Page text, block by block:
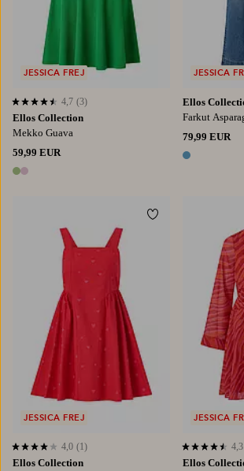
Ellos Collection
Mekko Guava
59,99 EUR
2 värejä
4,7 perustuen 3 arvosanaan
4,7 (3)
JESSICA FREJ
Ellos
Farkut
79,99 EUR
1 väri
JESSICA
Ellos Collection
4,0 perustuen 1 arvosanaan
4,0 (1)
JESSICA FREJ
Lisää suosikkeihin
Ellos
4,3 perustuen4,3
JESSICA